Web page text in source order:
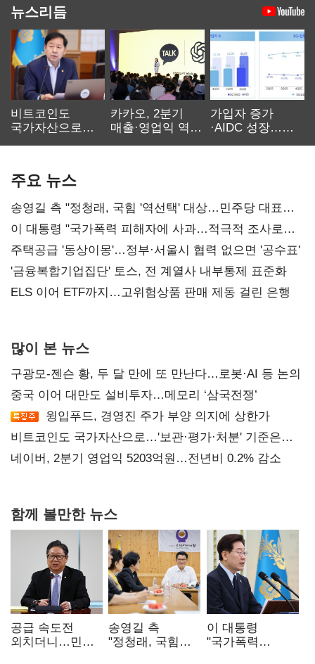
뉴스리듬
비트코인도
국가자산으로…'
카카오, 2분기
매출·영업익 역대
가입자 증가
·AIDC 성장…
주요 뉴스
송영길 측 "정청래, 국힘 '역선택' 대상…민주당 대표로
총선 지휘 못해"
이 대통령 "국가폭력 피해자에 사과…적극적 조사로
진실 밝혀야"
주택공급 '동상이몽'…정부·서울시 협력 없으면 '공수표'
'금융복합기업집단' 토스, 전 계열사 내부통제 표준화
ELS 이어 ETF까지…고위험상품 판매 제동 걸린 은행
많이 본 뉴스
구광모-젠슨 황, 두 달 만에 또 만난다…로봇·AI 등 논의
중국 이어 대만도 설비투자…메모리 ‘삼국전쟁’
윙입푸드, 경영진 주가 부양 의지에 상한가
비트코인도 국가자산으로…'보관·평가·처분' 기준은
숙제
네이버, 2분기 영업익 5203억원…전년비 0.2% 감소
함께 볼만한 뉴스
공급 속도전
외치더니…민주,
송영길 측
"정청래, 국힘
이 대통령
"국가폭력